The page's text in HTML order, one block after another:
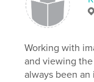
Working with
and viewing
always been